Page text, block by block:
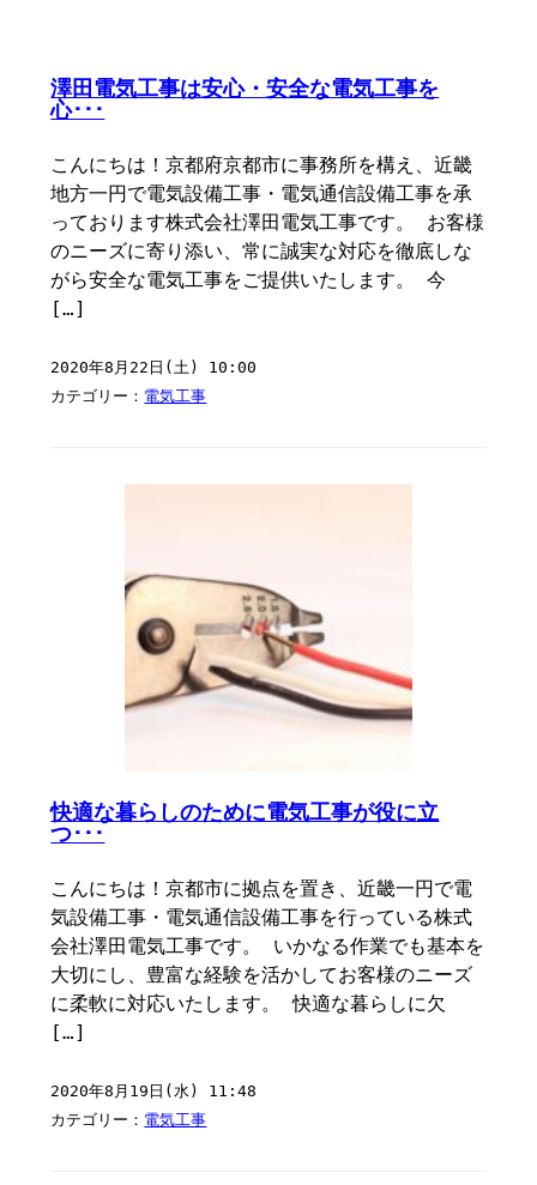
澤田電気工事は安心・安全な電気工事を
心･･･
こんにちは！京都府京都市に事務所を構え、近畿
地方一円で電気設備工事・電気通信設備工事を承
っております株式会社澤田電気工事です。 お客様
のニーズに寄り添い、常に誠実な対応を徹底しな
がら安全な電気工事をご提供いたします。 今
[…]
2020年8月22日(土) 10:00
カテゴリー： 電気工事
快適な暮らしのために電気工事が役に立
つ･･･
こんにちは！京都市に拠点を置き、近畿一円で電
気設備工事・電気通信設備工事を行っている株式
会社澤田電気工事です。 いかなる作業でも基本を
大切にし、豊富な経験を活かしてお客様のニーズ
に柔軟に対応いたします。 快適な暮らしに欠
[…]
2020年8月19日(水) 11:48
カテゴリー： 電気工事